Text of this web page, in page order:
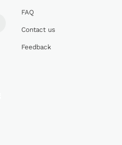
FAQ
Contact us
Feedback